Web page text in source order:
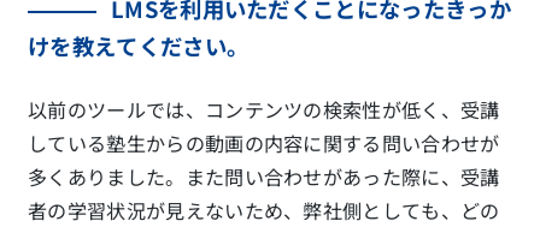
LMSを利用いただくことになったきっか
けを教えてください。
以前のツールでは、コンテンツの検索性が低く、受講
している塾生からの動画の内容に関する問い合わせが
多くありました。また問い合わせがあった際に、受講
者の学習状況が見えないため、弊社側としても、どの